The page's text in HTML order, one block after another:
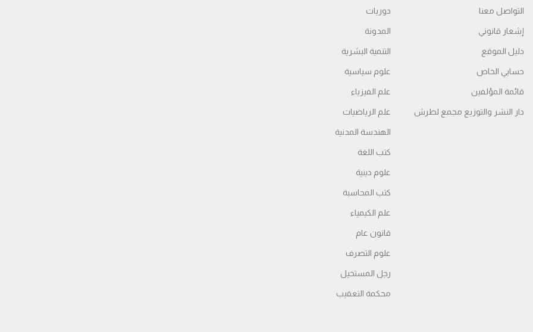
التواصل معنا
إشعار قانوني
دليل الموقع
حسابي الخاص
قائمة المؤلفين
دار النشر والتوزيع مجمع لطرش
دوريات
المدونة
التنمية البشرية
علوم سياسية
علم الفيزياء
علم الرياضيات
الهندسة المدنية
كتب اللغة
علوم دينية
كتب المحاسبة
علم الكيمياء
قانون عام
علوم التصرف
رجل المستحيل
محكمة التعقیب